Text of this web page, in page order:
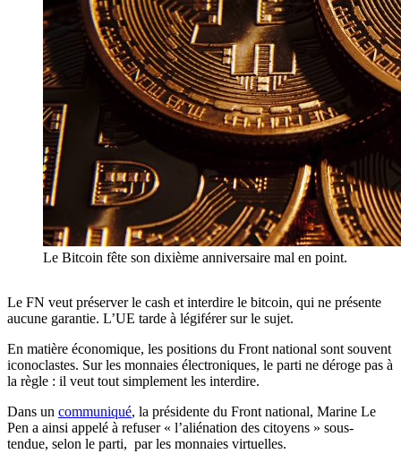
Le Bitcoin fête son dixième anniversaire mal en point.
Le FN veut préserver le cash et interdire le bitcoin, qui ne présente
aucune garantie. L’UE tarde à légiférer sur le sujet.
En matière économique, les positions du Front national sont souvent
iconoclastes. Sur les monnaies électroniques, le parti ne déroge pas à
la règle : il veut tout simplement les interdire.
Dans un communiqué, la présidente du Front national, Marine Le
Pen a ainsi appelé à refuser « l’aliénation des citoyens » sous-
tendue, selon le parti, par les monnaies virtuelles.